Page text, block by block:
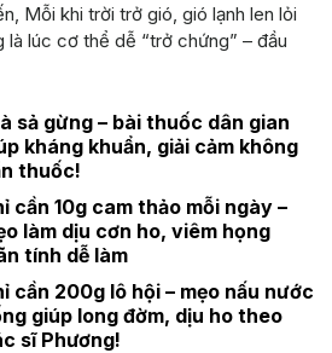
Mỗi khi trời trở gió, gió lạnh len lỏi
lúc cơ thể dễ “trở chứng” – đầu
sả gừng – bài thuốc dân gian
kháng khuẩn, giải cảm không
thuốc!
cần 10g cam thảo mỗi ngày –
làm dịu cơn ho, viêm họng
tính dễ làm
cần 200g lô hội – mẹo nấu nước
giúp long đờm, dịu ho theo
sĩ Phương!